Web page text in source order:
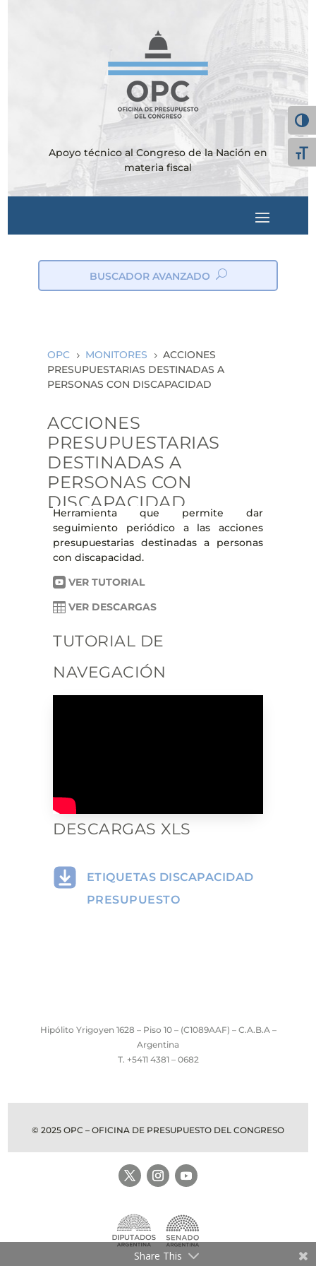
Apoyo técnico al Congreso de la Nación en
materia fiscal
BUSCADOR AVANZADO
on
OPC 5 MONITORES 5 ACCIONES
PRESUPUESTARIAS DESTINADAS A
PERSONAS CON DISCAPACIDAD
ACCIONES
PRESUPUESTARIAS
DESTINADAS A
PERSONAS CON
DISCAPACIDAD
Herramienta que permite dar
seguimiento periódico a las acciones
presupuestarias destinadas a personas
con discapacidad.
 VER TUTORIAL
 VER DESCARGAS
TUTORIAL DE
NAVEGACIÓN
DESCARGAS XLS
ETIQUETAS DISCAPACIDAD
PRESUPUESTO
Hipólito Yrigoyen 1628 – Piso 10 – (C1089AAF) – C.A.B.A –
Argentina
T. +5411 4381 – 0682
© 2025 OPC – OFICINA DE PRESUPUESTO DEL CONGRESO
Share This